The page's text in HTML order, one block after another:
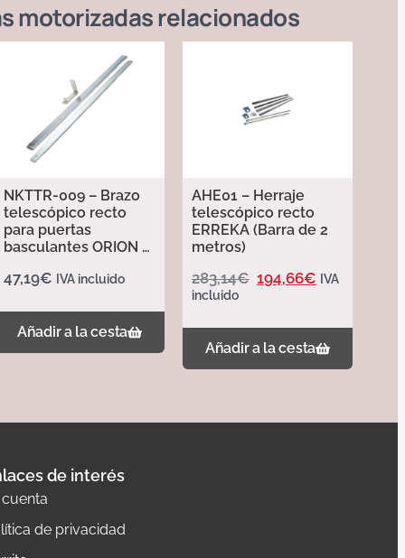
motorizadasrelacionados
NKTTR-009 – Brazo
telescópico recto
para puertas
basculantes ORION –
47,19€ IVA incluido
Añadir a la cesta
AHE01 – Herraje
telescópico recto
ERREKA (Barra de 2
metros)
283,14€ 194,66€ IVA
incluido
Añadir a la cesta
de interés
cuenta
de privacidad